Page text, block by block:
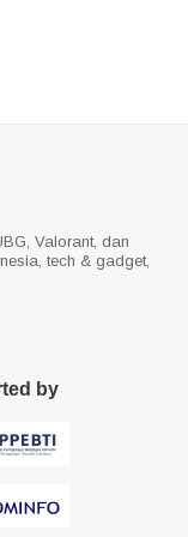
Valorant, dan
tech & gadget,
by